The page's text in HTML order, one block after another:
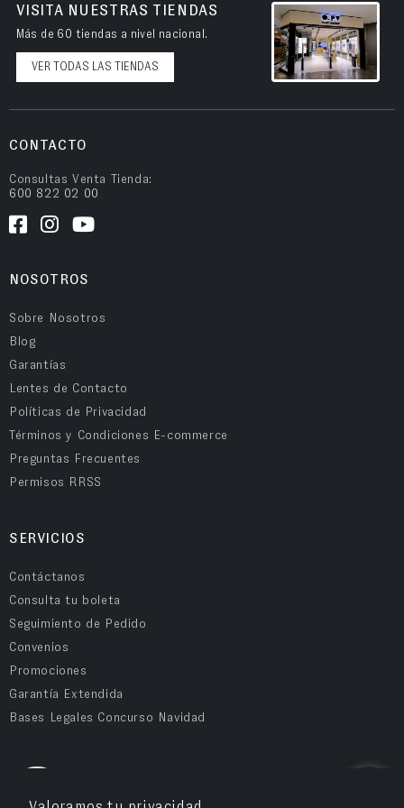
VISITA NUESTRAS TIENDAS
Más de 60 tiendas a nivel nacional.
VER TODAS LAS TIENDAS
CONTACTO
Consultas Venta Tienda:
600 822 02 00
NOSOTROS
Sobre Nosotros
Blog
Garantías
Lentes de Contacto
Políticas de Privacidad
Términos y Condiciones E-commerce
Preguntas Frecuentes
Permisos RRSS
SERVICIOS
Contáctanos
Consulta tu boleta
Seguimiento de Pedido
Convenios
Promociones
Garantía Extendida
Bases Legales Concurso Navidad